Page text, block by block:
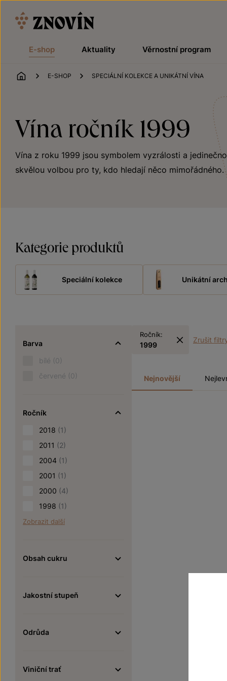
E-shop Aktuality Věrnostní program
ÚVOD
E-SHOP SPECIÁLNÍ KOLEKCE A UNIKÁTNÍ VÍNA
Vína ročník 1999
Vína z roku 1999 jsou symbolem vyzrálosti a
skvělou volbou pro ty, kdo hledají něco mimořádného.
Kategorie produktů
Speciální kolekce Unikátní
Barva
bílé (0)
červené (0)
Ročník
2018 (1)
2011 (2)
2004 (1)
2001 (1)
2000 (4)
1998 (1)
Zobrazit další
Obsah cukru
Jakostní stupeň
Odrůda
Viniční trať
Ročník:
1999
Zrušit
Nejnovější